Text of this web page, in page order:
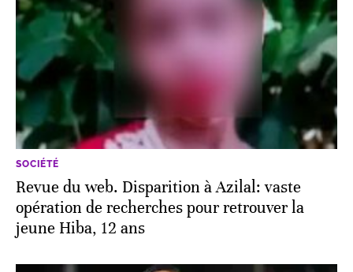
SOCIÉTÉ
Revue du web. Disparition à Azilal: vaste
opération de recherches pour retrouver la
jeune Hiba, 12 ans